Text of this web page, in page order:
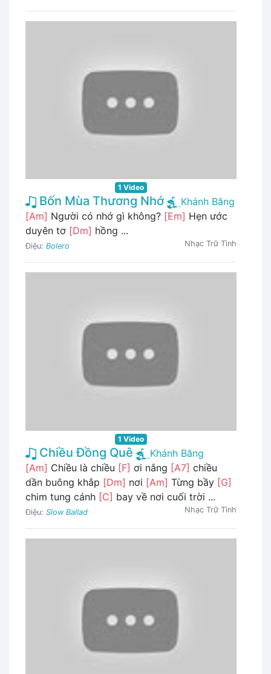
1 Video
Bốn Mùa Thương Nhớ
Khánh Băng
[Am] Người có nhớ gì không? [Em] Hẹn ước
duyên tơ [Dm] hồng ...
Điệu: Bolero Nhạc Trữ Tình
1 Video
Chiều Đồng Quê
Khánh Băng
[Am] Chiều là chiều [F] ơi nắng [A7] chiều
dần buông khắp [Dm] nơi [Am] Từng bầy [G]
chim tung cánh [C] bay về nơi cuối trời ...
Điệu: Slow Ballad Nhạc Trữ Tình